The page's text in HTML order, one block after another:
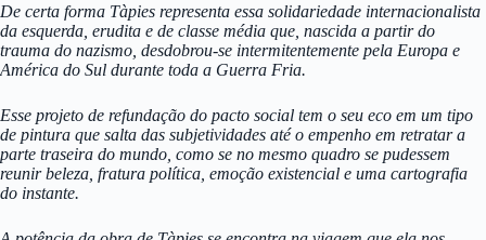
De certa forma Tàpies representa essa solidariedade internacionalista
da esquerda, erudita e de classe média que, nascida a partir do
trauma do nazismo, desdobrou-se intermitentemente pela Europa e
América do Sul durante toda a Guerra Fria.
Esse projeto de refundação do pacto social tem o seu eco em um tipo
de pintura que salta das subjetividades até o empenho em retratar a
parte traseira do mundo, como se no mesmo quadro se pudessem
reunir beleza, fratura política, emoção existencial e uma cartografia
do instante.